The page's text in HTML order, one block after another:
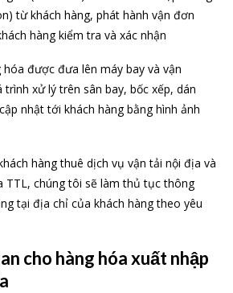
từ khách hàng, phát hành vận đơn
hàng kiểm tra và xác nhận
hóa được đưa lên máy bay và vận
trình xử lý trên sân bay, bốc xếp, dán
nhật tới khách hàng bằng hình ảnh
hàng thuê dịch vụ vận tải nội địa và
TTL, chúng tôi sẽ làm thủ tục thông
tại địa chỉ của khách hàng theo yêu
cho hàng hóa xuất nhập